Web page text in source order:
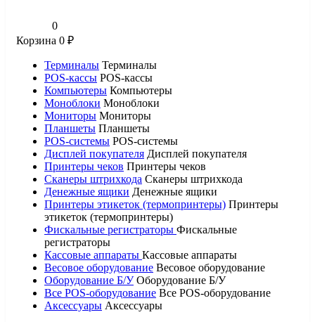
0
Корзина 0 ₽
Терминалы Терминалы
POS-кассы POS-кассы
Компьютеры Компьютеры
Моноблоки Моноблоки
Мониторы Мониторы
Планшеты Планшеты
POS-системы POS-системы
Дисплей покупателя Дисплей покупателя
Принтеры чеков Принтеры чеков
Сканеры штрихкода Сканеры штрихкода
Денежные ящики Денежные ящики
Принтеры этикеток (термопринтеры) Принтеры
этикеток (термопринтеры)
Фискальные регистраторы Фискальные
регистраторы
Кассовые аппараты Кассовые аппараты
Весовое оборудование Весовое оборудование
Оборудование Б/У Оборудование Б/У
Все POS-оборудование Все POS-оборудование
Аксессуары Аксессуары